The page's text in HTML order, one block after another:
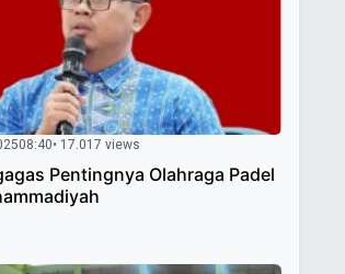
08:40• 17.017 views
Pentingnya Olahraga Padel